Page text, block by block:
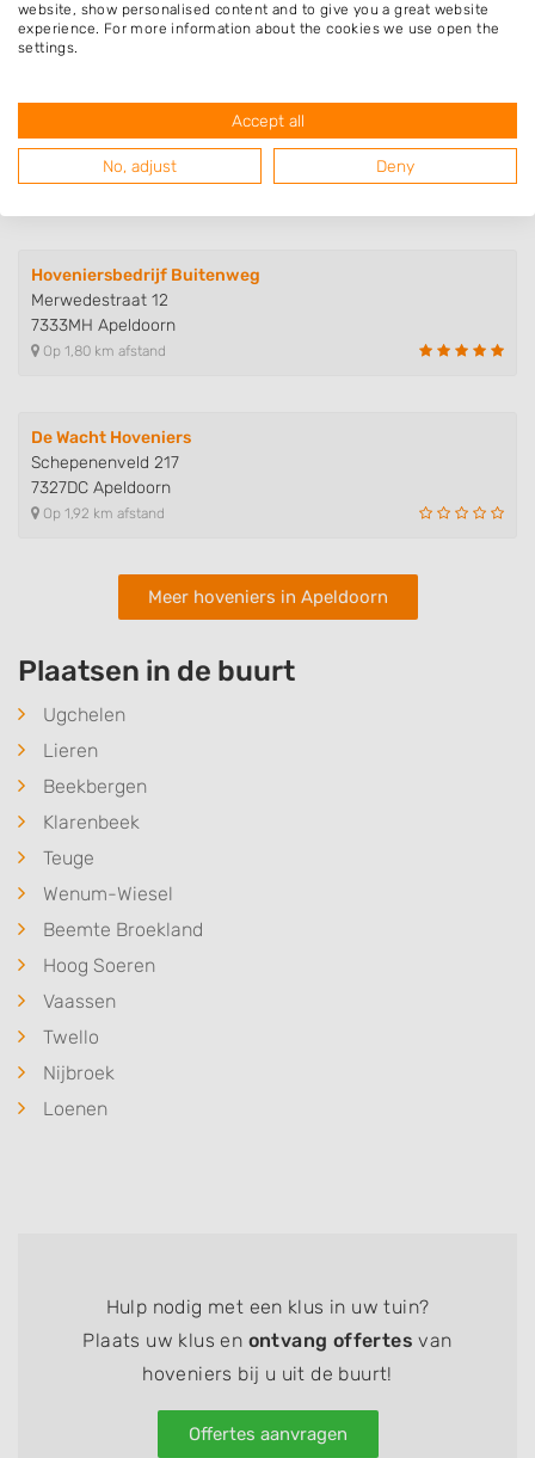
Op 1,61 km afstand
Beeklustweg 97
7335JC Apeldoorn
Op 1,74 km afstand
Hoveniersbedrijf Buitenweg
Merwedestraat 12
7333MH Apeldoorn
Op 1,80 km afstand
De Wacht Hoveniers
Schepenenveld 217
7327DC Apeldoorn
Op 1,92 km afstand
Meer hoveniers in Apeldoorn
Plaatsen in de buurt
Ugchelen
Lieren
Beekbergen
Klarenbeek
Teuge
Wenum-Wiesel
Beemte Broekland
Hoog Soeren
Vaassen
Twello
Nijbroek
Loenen
Hulp nodig met een klus in uw tuin?
Plaats uw klus en ontvang offertes van
hoveniers bij u uit de buurt!
Offertes aanvragen
website, show personalised content and to give you a great website
experience. For more information about the cookies we use open the
settings.
Accept all
No, adjust Deny